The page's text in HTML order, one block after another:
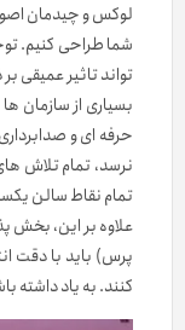
لوکس و چیدمان
شما طراحی کنیم.
تواند تاثیر عمیقی
بسیاری از سازمان
حرفه ای و
تمام نقاط سالن
علاوه بر این، بخش
پرس) باید با دقت
کنند. به یاد داشته